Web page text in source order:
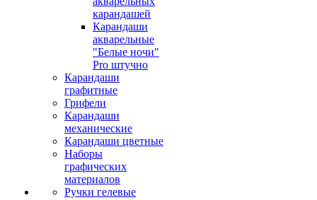
карандашей
Карандаши
акварельные
"Белые ночи"
Pro штучно
Карандаши
графитные
Грифели
Карандаши
механические
Карандаши цветные
Наборы
графических
материалов
Ручки гелевые